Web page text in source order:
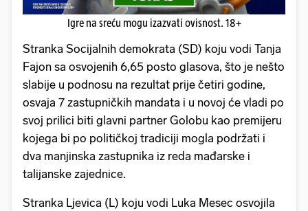
Igre na sreću mogu izazvati ovisnost. 18+
Stranka Socijalnih demokrata (SD) koju vodi Tanja
Fajon sa osvojenih 6,65 posto glasova, što je nešto
slabije u podnosu na rezultat prije četiri godine,
osvaja 7 zastupničkih mandata i u novoj će vladi po
svoj prilici biti glavni partner Golobu kao premijeru
kojega bi po političkoj tradiciji mogla podržati i
dva manjinska zastupnika iz reda mađarske i
talijanske zajednice.
Stranka Ljevica (L) koju vodi Luka Mesec osvojila